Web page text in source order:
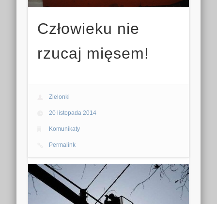
Człowieku nie
rzucaj mięsem!
Zielonki
20 listopada 2014
Komunikaty
Permalink